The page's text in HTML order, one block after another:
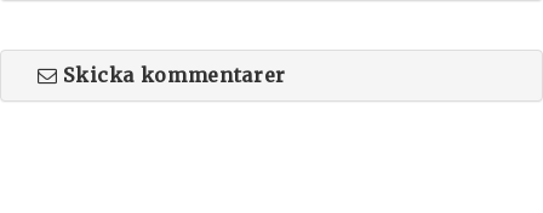
Skicka kommentarer